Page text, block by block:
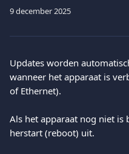
9 december 2025
Updates worden
wanneer het apparaat is
of Ethernet).
Als het apparaat nog niet is
herstart (reboot) uit.